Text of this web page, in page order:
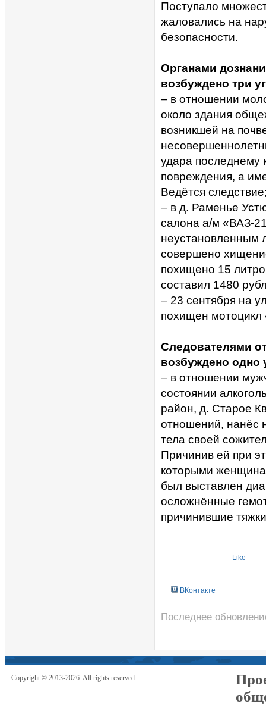
Поступало
жаловались на
безопасности.
Органами
возбуждено три
– в отношении
около здания
возникшей на
удара последнему
повреждения, а
Ведётся
– в д. Раменье
салона а/м «ВАЗ-
неустановленным
совершено
похищено 15
составил 1480
– 23 сентября на
похищен мотоцикл
Следователями
возбуждено одно
– в отношении
состоянии
район, д. Старое
отношений, нанёс
тела своей
Причинив ей при
которыми
был выставлен
осложнённые
причинившие
Like
ВКонтакте
Последнее
Copyright © 2013-2026. All rights reserved.